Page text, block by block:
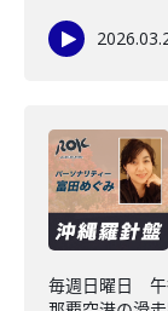
毎週日曜日 午